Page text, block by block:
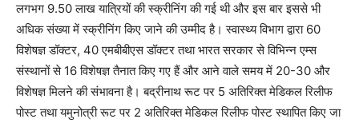
लगभग 9.50 लाख यात्रियों की स्क्रीनिंग की गई थी और इस बार इससे भी
अधिक संख्या में स्क्रीनिंग किए जाने की उम्मीद है। स्वास्थ्य विभाग द्वारा 60
विशेषज्ञ डॉक्टर, 40 एमबीबीएस डॉक्टर तथा भारत सरकार से विभिन्न एम्स
संस्थानों से 16 विशेषज्ञ तैनात किए गए हैं और आने वाले समय में 20-30 और
विशेषज्ञ मिलने की संभावना है। बद्रीनाथ रूट पर 5 अतिरिक्त मेडिकल रिलीफ
पोस्ट तथा यमुनोत्री रूट पर 2 अतिरिक्त मेडिकल रिलीफ पोस्ट स्थापित किए जा